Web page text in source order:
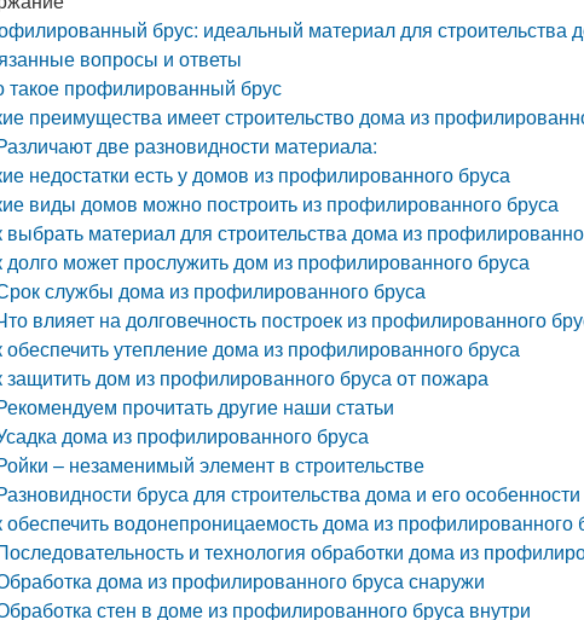
брус: идеальный материал для строительства
вопросы и ответы
такое профилированный брус
преимущества имеет строительство дома из
две разновидности материала:
недостатки есть у домов из профилированного бруса
виды домов можно построить из профилированного бруса
выбрать материал для строительства дома из
долго может прослужить дом из профилированного бруса
службы дома из профилированного бруса
влияет на долговечность построек из профилированного
обеспечить утепление дома из профилированного бруса
защитить дом из профилированного бруса от пожара
прочитать другие наши статьи
дома из профилированного бруса
– незаменимый элемент в строительстве
бруса для строительства дома и его особенности
обеспечить водонепроницаемость дома из профилированного
и технология обработки дома из
дома из профилированного бруса снаружи
стен в доме из профилированного бруса внутри